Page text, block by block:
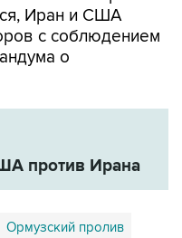
Иран и США
с соблюдением
о
против Ирана
Ормузский пролив